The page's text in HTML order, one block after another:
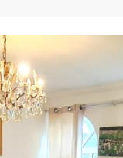
Jue
13
Ago
14
Ago